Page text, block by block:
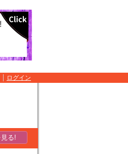
ログイン
る!